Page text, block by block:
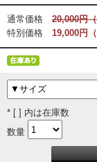
通常価格
20,000円
特別価格
19,000円（
* [ ] 内は在庫数
数量